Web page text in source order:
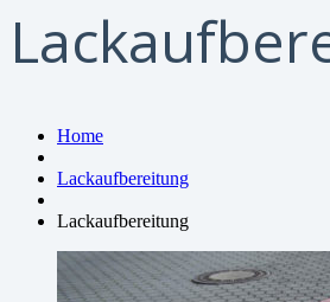
Home
Lackaufbereitung
Lackaufbereitung